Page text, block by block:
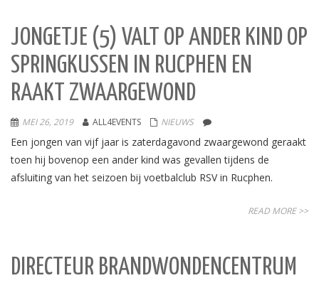
JONGETJE (5) VALT OP ANDER KIND OP
SPRINGKUSSEN IN RUCPHEN EN
RAAKT ZWAARGEWOND
MEI 26, 2019 ALL4EVENTS NIEUWS
Een jongen van vijf jaar is zaterdagavond zwaargewond geraakt
toen hij bovenop een ander kind was gevallen tijdens de
afsluiting van het seizoen bij voetbalclub RSV in Rucphen.
READ MORE >>
DIRECTEUR BRANDWONDENCENTRUM